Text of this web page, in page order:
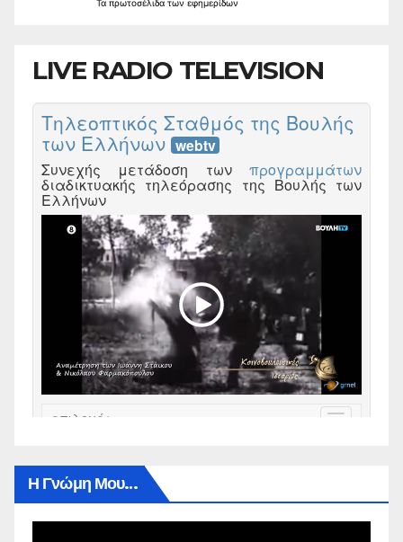
Τα πρωτοσέλιδα των εφημερίδων
LIVE RADIO TELEVISION
Η Γνώμη Μου…